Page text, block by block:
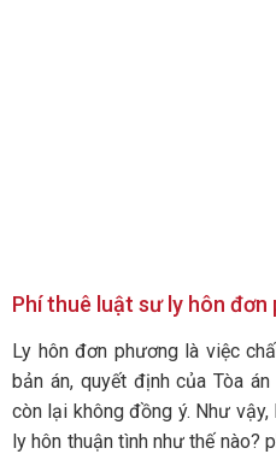
Phí thuê luật sư ly hôn đơn
Ly hôn đơn phương là việc
bản án, quyết định của Tòa
còn lại không đồng ý. Như
ly hôn thuận tình như thế nào?